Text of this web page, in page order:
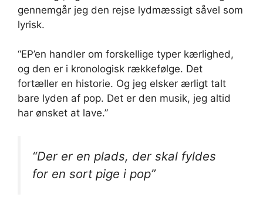
gennemgår jeg den rejse lydmæssigt såvel som
lyrisk.
“EP’en handler om forskellige typer kærlighed,
og den er i kronologisk rækkefølge. Det
fortæller en historie. Og jeg elsker ærligt talt
bare lyden af ​​pop. Det er den musik, jeg altid
har ønsket at lave.”
“Der er en plads, der skal fyldes
for en sort pige i pop”